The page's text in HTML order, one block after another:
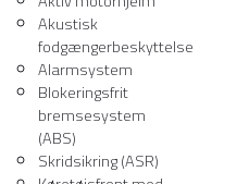
Akustisk
fodgængerbeskyttelse
Alarmsystem
Blokeringsfrit
bremsesystem
(ABS)
Skridsikring (ASR)